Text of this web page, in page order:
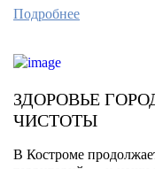
Подробнее
ЗДОРОВЬЕ
ЧИСТОТЫ
В Костроме